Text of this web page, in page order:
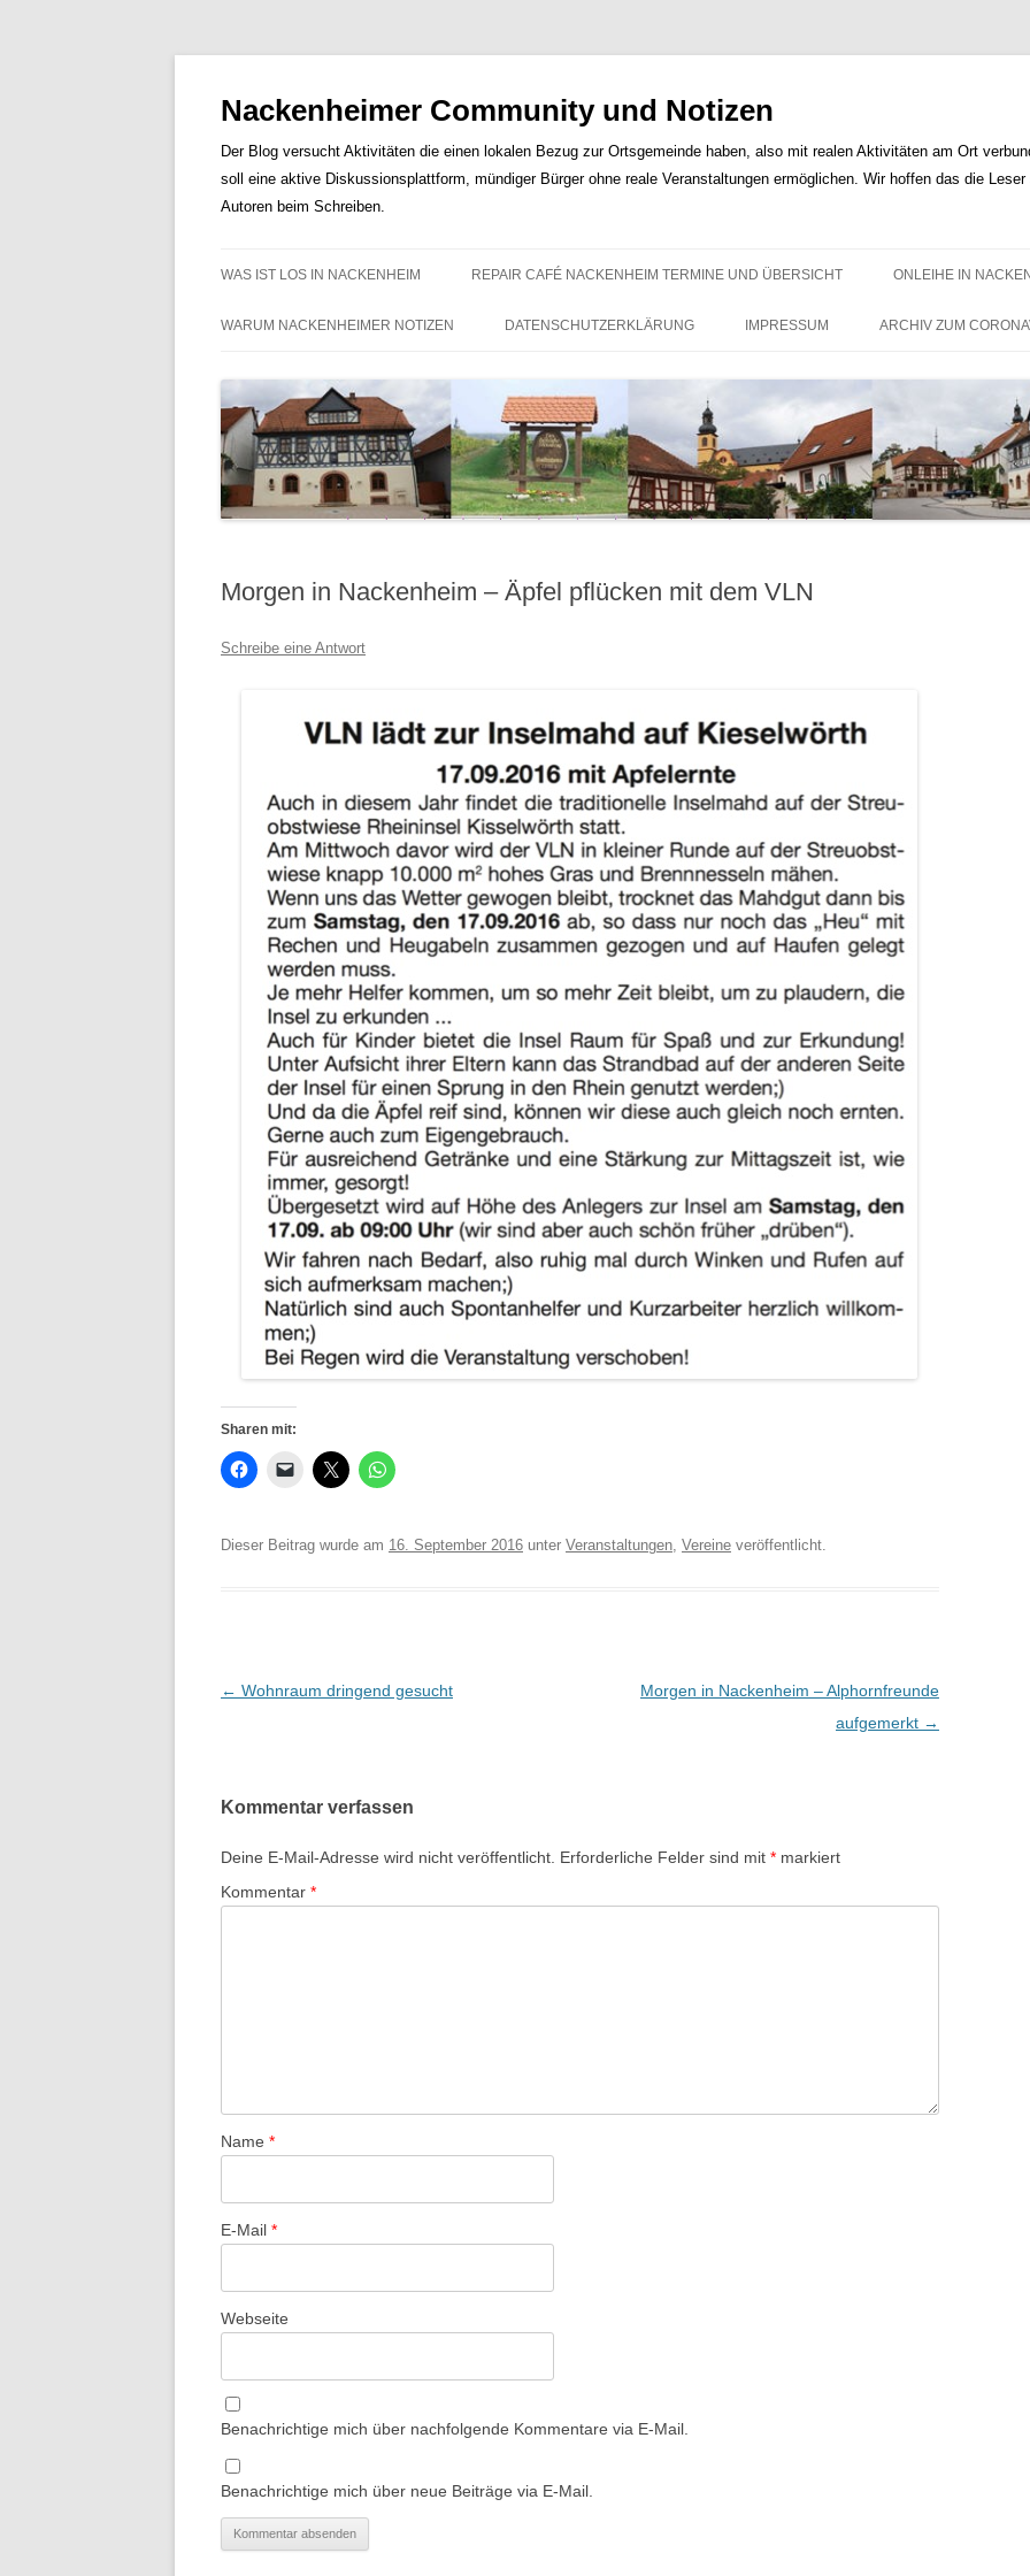
Nackenheimer Community und Notizen
Der Blog versucht Aktivitäten die einen lokalen Bezug zur Ortsgemeinde haben, also mit realen Aktivitäten am Ort
soll eine aktive Diskussionsplattform, mündiger Bürger ohne reale Veranstaltungen ermöglichen. Wir hoffen das die
Autoren beim Schreiben.
Inhalt
WAS IST LOS IN NACKENHEIM REPAIR CAFÉ NACKENHEIM TERMINE UND ÜBERSICHT ONLEIHE IN
WARUM NACKENHEIMER NOTIZEN DATENSCHUTZERKLÄRUNG IMPRESSUM ARCHIV ZUM
Morgen in Nackenheim – Äpfel pflücken mit dem VLN
Schreibe eine Antwort
Sharen mit:
Dieser Beitrag wurde am 16. September 2016 unter Veranstaltungen, Vereine veröffentlicht.
Beitrags-
← Wohnraum dringend gesucht
Morgen in Nackenheim – Alphornfreunde
aufgemerkt →
Kommentar verfassen
Deine E-Mail-Adresse wird nicht veröffentlicht. Erforderliche Felder sind mit * markiert
Kommentar *
Name *
E-Mail *
Webseite
Benachrichtige mich über nachfolgende Kommentare via E-Mail.
Benachrichtige mich über neue Beiträge via E-Mail.